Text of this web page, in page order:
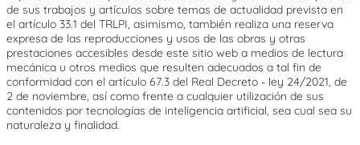
de sus trabajos y artículos sobre temas de actualidad prevista en
el artículo 33.1 del TRLPI, asimismo, también realiza una reserva
expresa de las reproducciones y usos de las obras y otras
prestaciones accesibles desde este sitio web a medios de lectura
mecánica u otros medios que resulten adecuados a tal fin de
conformidad con el artículo 67.3 del Real Decreto - ley 24/2021, de
2 de noviembre, así como frente a cualquier utilización de sus
contenidos por tecnologías de inteligencia artificial, sea cual sea su
naturaleza y finalidad.